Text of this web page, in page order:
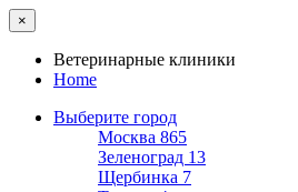
×
Ветеринарные клиники
Home
Выберите город
Москва 865
Зеленоград 13
Щербинка 7